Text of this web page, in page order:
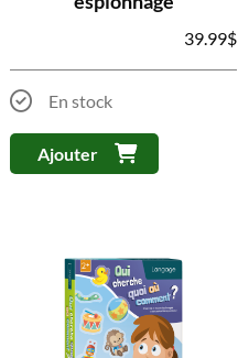
39.99$
En stock
Ajouter